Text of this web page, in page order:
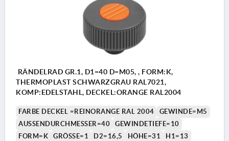
RÄNDELRAD GR.1, D1=40 D=M05, , FORM:K,
THERMOPLAST SCHWARZGRAU RAL7021,
KOMP:EDELSTAHL, DECKEL:ORANGE RAL2004
FARBE DECKEL =REINORANGE RAL 2004
GEWINDE=M5
AUSSENDURCHMESSER=40
GEWINDETIEFE=10
FORM=K
GRÖSSE=1 D2=16,5 HÖHE=31 H1=13